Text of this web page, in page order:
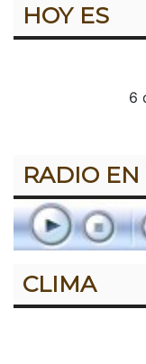
HOY ES
6
RADIO EN
CLIMA